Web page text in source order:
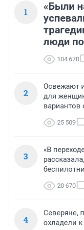
1
«Были
люди
104 670
2
Освежают
для
вариантов
25 509
3
«В
20 670
4
Северяне,
охладели